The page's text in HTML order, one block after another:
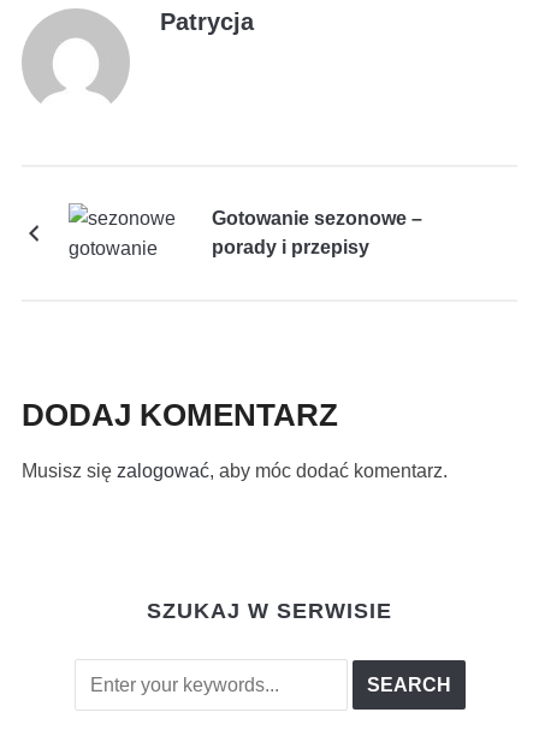
Patrycja
Gotowanie sezonowe –
porady i przepisy
DODAJ KOMENTARZ
Musisz się zalogować, aby móc dodać komentarz.
SZUKAJ W SERWISIE